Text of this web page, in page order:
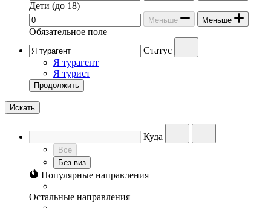
Дети (до 18)
Меньше Меньше
Обязательное поле
Статус
Я турагент
Я турист
Продолжить
Искать
Куда
Все
Без виз
Популярные направления
Остальные направления